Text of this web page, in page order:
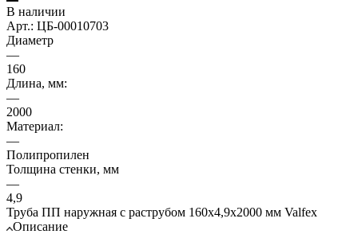
В наличии
Арт.: ЦБ-00010703
Диаметр
—
160
Длина, мм:
—
2000
Материал:
—
Полипропилен
Толщина стенки, мм
—
4,9
Труба ПП наружная с раструбом 160х4,9х2000 мм Valfex
Описание